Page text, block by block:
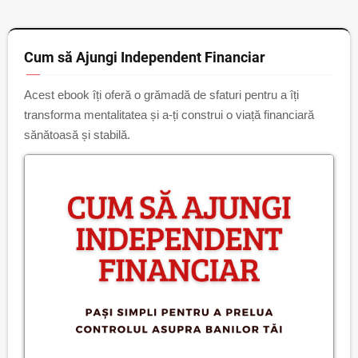
Cum să Ajungi Independent Financiar
Acest ebook îți oferă o grămadă de sfaturi pentru a îți
transforma mentalitatea și a-ți construi o viață financiară
sănătoasă și stabilă.